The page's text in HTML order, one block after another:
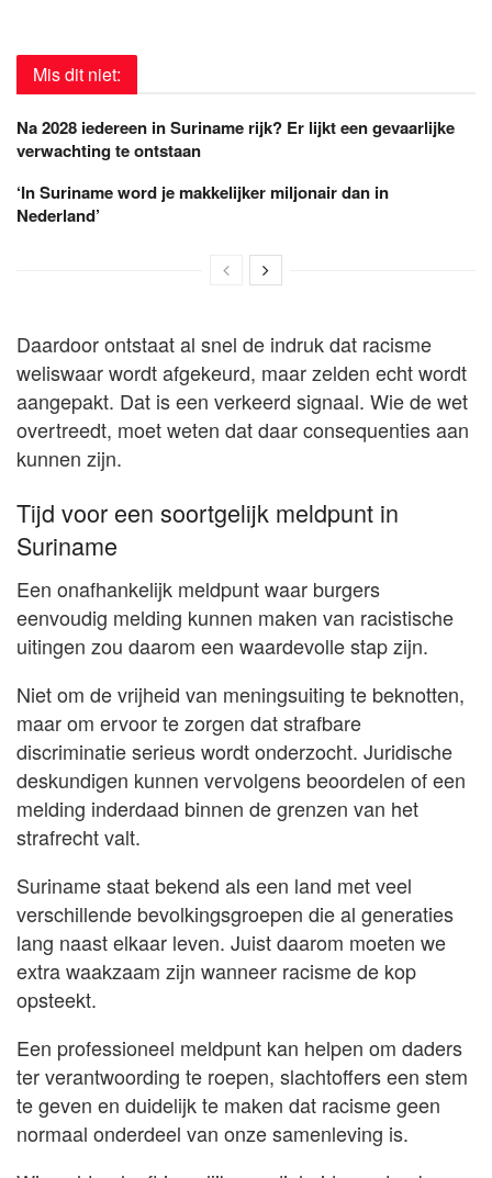
Mis dit niet:
Na 2028 iedereen in Suriname rijk? Er lijkt een gevaarlijke
verwachting te ontstaan
‘In Suriname word je makkelijker miljonair dan in
Nederland’
Daardoor ontstaat al snel de indruk dat racisme
weliswaar wordt afgekeurd, maar zelden echt wordt
aangepakt. Dat is een verkeerd signaal. Wie de wet
overtreedt, moet weten dat daar consequenties aan
kunnen zijn.
Tijd voor een soortgelijk meldpunt in
Suriname
Een onafhankelijk meldpunt waar burgers
eenvoudig melding kunnen maken van racistische
uitingen zou daarom een waardevolle stap zijn.
Niet om de vrijheid van meningsuiting te beknotten,
maar om ervoor te zorgen dat strafbare
discriminatie serieus wordt onderzocht. Juridische
deskundigen kunnen vervolgens beoordelen of een
melding inderdaad binnen de grenzen van het
strafrecht valt.
Suriname staat bekend als een land met veel
verschillende bevolkingsgroepen die al generaties
lang naast elkaar leven. Juist daarom moeten we
extra waakzaam zijn wanneer racisme de kop
opsteekt.
Een professioneel meldpunt kan helpen om daders
ter verantwoording te roepen, slachtoffers een stem
te geven en duidelijk te maken dat racisme geen
normaal onderdeel van onze samenleving is.